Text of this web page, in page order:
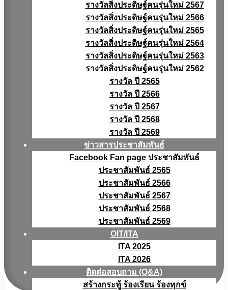
รางวัลสิ่งประดิษฐ์คนรุ่นใหม่ 2567
รางวัลสิ่งประดิษฐ์คนรุ่นใหม่ 2566
รางวัลสิ่งประดิษฐ์คนรุ่นใหม่ 2565
รางวัลสิ่งประดิษฐ์คนรุ่นใหม่ 2564
รางวัลสิ่งประดิษฐ์คนรุ่นใหม่ 2563
รางวัลสิ่งประดิษฐ์คนรุ่นใหม่ 2562
รางวัล ปี 2565
รางวัล ปี 2566
รางวัล ปี 2567
รางวัล ปี 2568
รางวัล ปี 2569
ข่าวสารประชาสัมพันธ์
Facebook Fan page ประชาสัมพันธ์
ประชาสัมพันธ์ 2565
ประชาสัมพันธ์ 2566
ประชาสัมพันธ์ 2567
ประชาสัมพันธ์ 2568
ประชาสัมพันธ์ 2569
OIT/ITA
ITA 2025
ITA 2026
ติดต่อสอบถาม (Q&A)
สร้างกระทู้ ร้องเรียน ร้องทุกข์